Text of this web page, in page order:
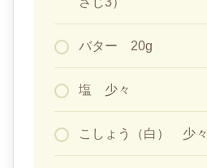
バター 20g
塩 少々
こしょう（白） 少々